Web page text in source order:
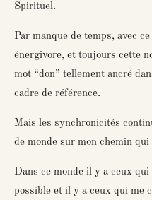
Spirituel.
Par manque de temps, avec
énergivore, et toujours cette
mot “don” tellement ancré
cadre de référence.
Mais les synchronicités
de monde sur mon chemin
Dans ce monde il y a ceux
possible et il y a ceux qui me